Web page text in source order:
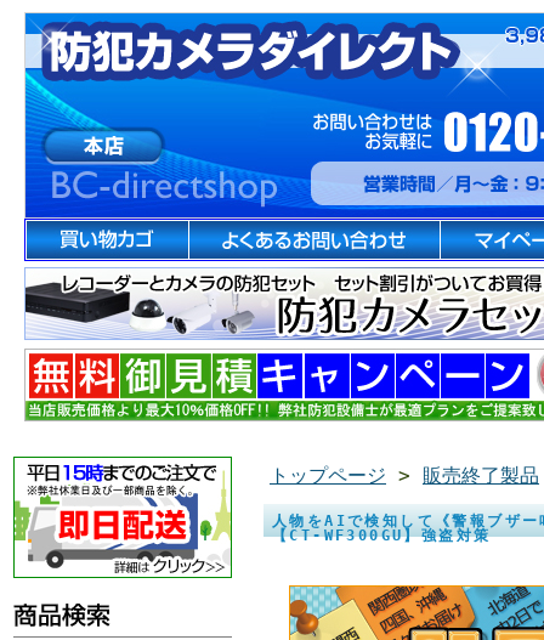
トップページ > 販売終了製品
人物をAIで検知して《警報ブザ
【CT-WF300GU】強盗対策